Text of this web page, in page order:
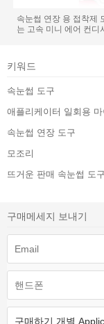
속눈썹 연장 용 접착제
는 고속 미니 에어 컨디
키워드
속눈썹 도구
애플리케이터 일회용
속눈썹 연장 도구
모조리
뜨거운 판매 속눈썹 도구
구매메세지 보내기